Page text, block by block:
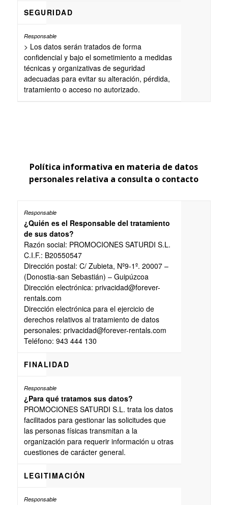
SEGURIDAD
> Los datos serán tratados de forma
confidencial y bajo el sometimiento a medidas
técnicas y organizativas de seguridad
adecuadas para evitar su alteración, pérdida,
tratamiento o acceso no autorizado.
Política informativa en materia de datos
personales relativa a consulta o contacto
¿Quién es el Responsable del tratamiento
de sus datos?
Razón social: PROMOCIONES SATURDI S.L.
C.I.F.: B20550547
Dirección postal: C/ Zubieta, Nº9-1º. 20007 –
(Donostia-san Sebastián) – Guipúzcoa
Dirección electrónica: privacidad@forever-
rentals.com
Dirección electrónica para el ejercicio de
derechos relativos al tratamiento de datos
personales: privacidad@forever-rentals.com
Teléfono: 943 444 130
FINALIDAD
¿Para qué tratamos sus datos?
PROMOCIONES SATURDI S.L. trata los datos
facilitados para gestionar las solicitudes que
las personas físicas transmitan a la
organización para requerir información u otras
cuestiones de carácter general.
LEGITIMACIÓN